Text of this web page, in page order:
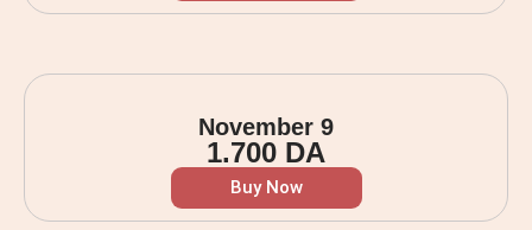
November 9
1.700 DA
Buy Now